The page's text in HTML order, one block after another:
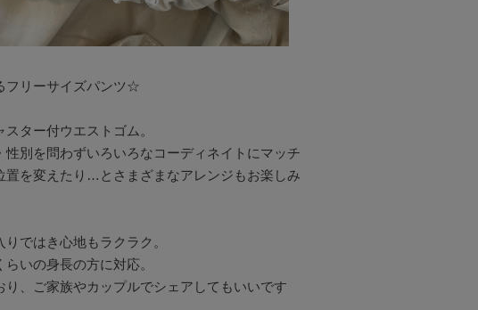
フリーサイズパンツ☆
ター付ウエストゴム。
別を問わずいろいろなコーディネイトにマッチ
置を変えたり…とさまざまなアレンジもお楽しみ
ではき心地もラクラク。
いの身長の方に対応。
、ご家族やカップルでシェアしてもいいです